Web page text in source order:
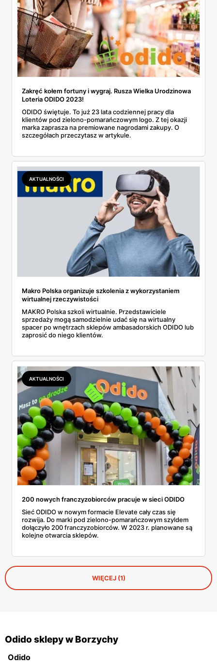
Zakręć kołem fortuny i wygraj. Rusza Wielka Urodzinowa
Loteria ODIDO 2023!
ODIDO świętuje. To już 23 lata codziennej pracy dla
klientów pod zielono-pomarańczowym logo. Z tej okazji
marka zaprasza na premiowane nagrodami zakupy. O
szczegółach przeczytasz w artykule.
AKTUALNOŚCI
Makro Polska organizuje szkolenia z wykorzystaniem
wirtualnej rzeczywistości
MAKRO Polska szkoli wirtualnie. Przedstawiciele
sprzedaży mogą samodzielnie udać się na wirtualny
spacer po wnętrzach sklepów ambasadorskich ODIDO lub
zaprosić do niego klientów.
AKTUALNOŚCI
200 nowych franczyzobiorców pracuje w sieci ODIDO
Sieć ODIDO w nowym formacie Elevate cały czas się
rozwija. Do marki pod zielono-pomarańczowym szyldem
dołączyło 200 franczyzobiorców. W 2023 r. planowane są
kolejne otwarcia sklepów.
WIĘCEJ (1)
Odido sklepy w Borzychy
Odido